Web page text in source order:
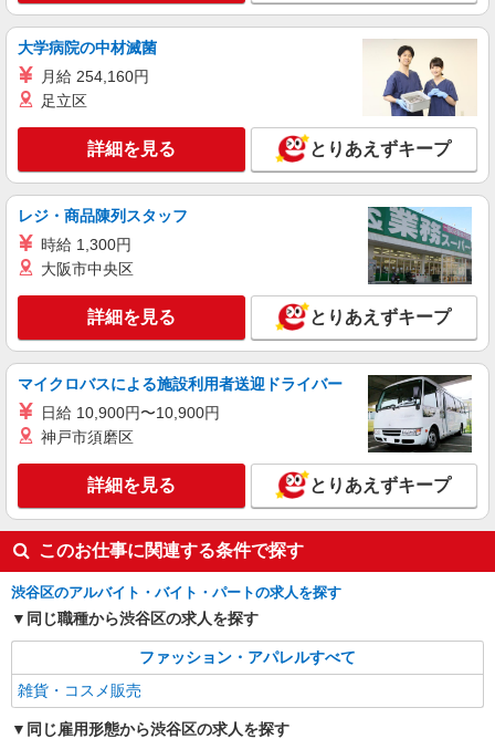
SHOLAYERED 東急プラザ原宿「ハラカド」店
販売スタッフ
［正社員］月給300,000円 ※試用期間（3か月
東京都渋谷区神宮前六丁目31番21号 東急プ
ラザ原宿 ハラカド
詳細を見る
アルバイト パート
フォーシーズンズアート ハートダンス
アクセサリー販売スタッフ
［アルバイト・パート］ フルタイム：時給
1,450円 ／短時間：時給1,240円（経験、スキルに
より考慮） ※フルタイム勤務の方は、試用期間1
ヶ月は時給1,440円です。 ※交通費別途支給
アトレ恵比寿： 東京都渋谷区恵比寿南1-5-5
キープ 詳細を見る
株式会社iDA（16172796）
フレグランス販売
時給1500円〜1600円 経験によりアップします
【月収例】252,000円=1600円×7.5h×21日※スキ
ル・カレンダーによる
東京都渋谷区 渋谷駅から徒歩5分
キープ 詳細を見る
大学病院の中材滅菌
月給 254,160円
足立区
詳細を見る とりあえずキープ
レジ・商品陳列スタッフ
時給 1,300円
大阪市中央区
詳細を見る とりあえずキープ
マイクロバスによる施設利用者送迎ドライバー
日給 10,900円〜10,900円
神戸市須磨区
詳細を見る とりあえずキープ
このお仕事に関連する条件で探す
渋谷区のアルバイト・バイト・パートの求人を探す
同じ職種から渋谷区の求人を探す
ファッション・アパレルすべて
雑貨・コスメ販売
同じ雇用形態から渋谷区の求人を探す